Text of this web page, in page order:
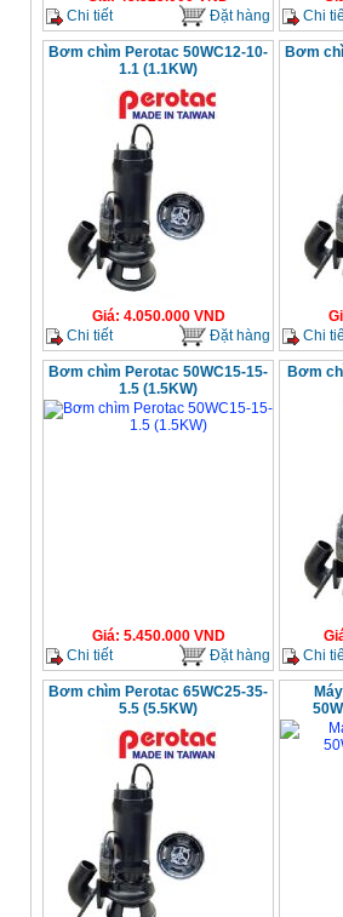
Chi tiết
Đặt hàng
Chi
Bơm chìm Perotac 50WC12-10-
1.1 (1.1KW)
Giá: 4.050.000VND
Chi tiết
Đặt hàng
Bơm
Chi
Bơm chìm Perotac 50WC15-15-
1.5 (1.5KW)
Giá: 5.450.000VND
Chi tiết
Đặt hàng
Bơm
Chi
Bơm chìm Perotac 65WC25-35-
5.5 (5.5KW)